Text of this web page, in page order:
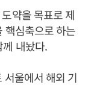
약을 목표로 제
핵심축으로 하는
내놨다.
울에서 해외 기